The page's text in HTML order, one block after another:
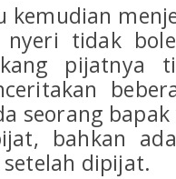
kemudian
tidak
pijatnya
seorang
bahkan
dipijat.